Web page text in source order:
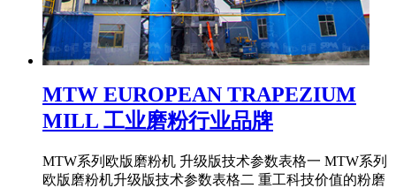
MTW EUROPEAN TRAPEZIUM
MILL 工业磨粉行业品牌
MTW系列欧版磨粉机 升级版技术参数表格一 MTW系列
欧版磨粉机升级版技术参数表格二 重工科技价值的粉磨